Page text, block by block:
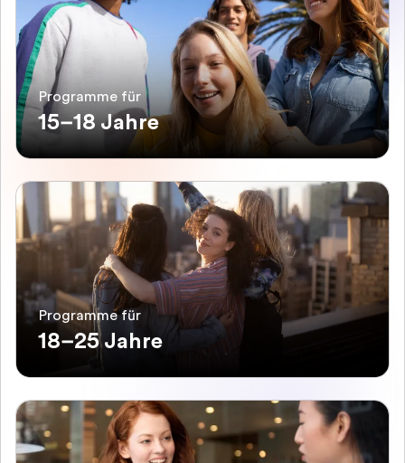
Programme für
15–18 Jahre
Programme für
18–25 Jahre